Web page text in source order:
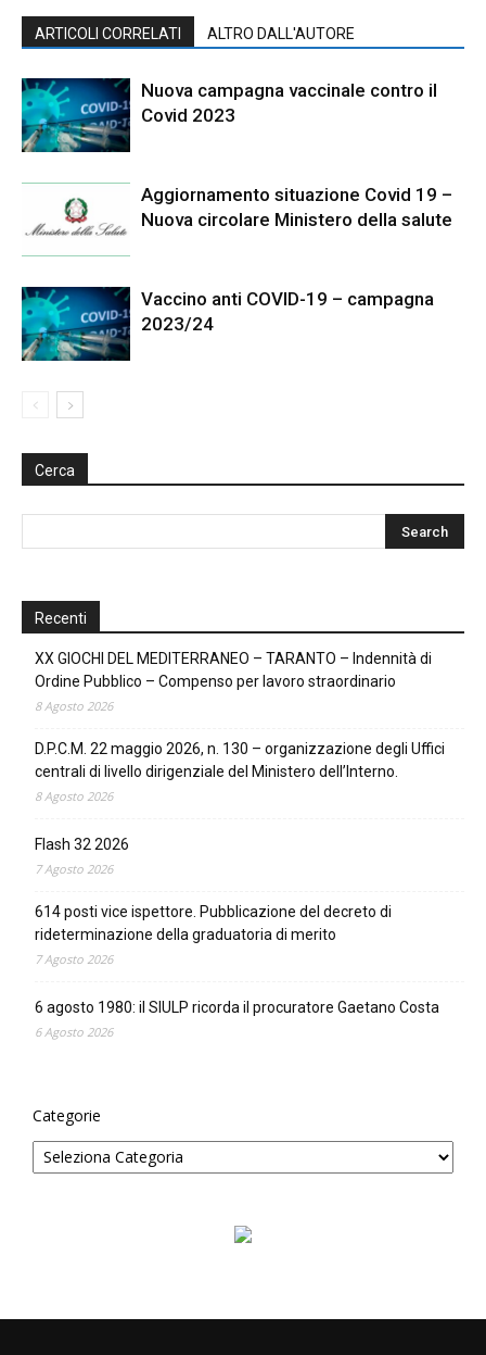
ARTICOLI CORRELATI ALTRO DALL'AUTORE
Nuova campagna vaccinale contro il
Covid 2023
Aggiornamento situazione Covid 19 –
Nuova circolare Ministero della salute
Vaccino anti COVID-19 – campagna
2023/24
Cerca
Recenti
XX GIOCHI DEL MEDITERRANEO – TARANTO – Indennità di
Ordine Pubblico – Compenso per lavoro straordinario
8 Agosto 2026
D.P.C.M. 22 maggio 2026, n. 130 – organizzazione degli Uffici
centrali di livello dirigenziale del Ministero dell’Interno.
8 Agosto 2026
Flash 32 2026
7 Agosto 2026
614 posti vice ispettore. Pubblicazione del decreto di
rideterminazione della graduatoria di merito
7 Agosto 2026
6 agosto 1980: il SIULP ricorda il procuratore Gaetano Costa
6 Agosto 2026
Categorie